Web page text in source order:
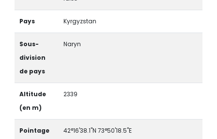
Pays Kyrgyzstan
Sous-
division
de pays
Naryn
Altitude
(en m)
2339
Pointage
42°16'38.1"N 73°50'18.5"E